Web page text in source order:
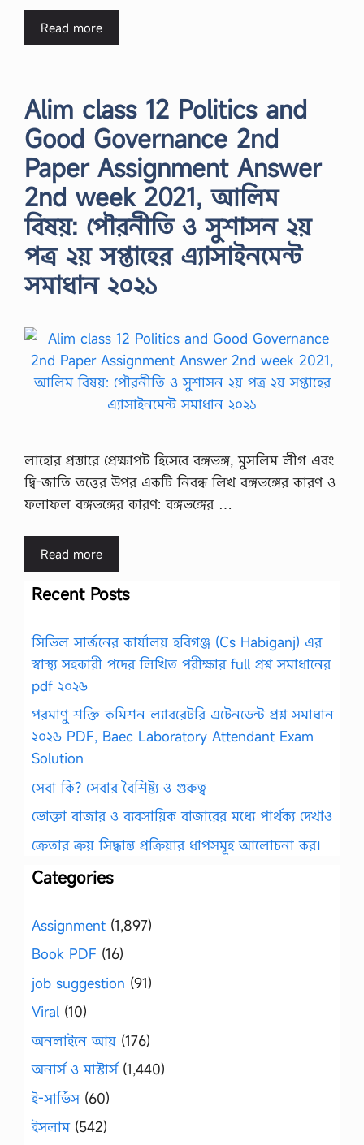
Read more
Alim class 12 Politics and
Good Governance 2nd
Paper Assignment Answer
2nd week 2021, আলিম
বিষয়: পৌরনীতি ও সুশাসন ২য়
পত্র ২য় সপ্তাহের এ্যাসাইনমেন্ট
সমাধান ২০২১
লাহোর প্রস্তারে প্রেক্ষাপট হিসেবে বঙ্গভঙ্গ, মুসলিম লীগ এবং
দ্বি-জাতি তত্তের উপর একটি নিবন্ধ লিখ বঙ্গভঙ্গের কারণ ও
ফলাফল বঙ্গভঙ্গের কারণ: বঙ্গভঙ্গের …
Read more
Recent Posts
সিভিল সার্জনের কার্যালয় হবিগঞ্জ (Cs Habiganj) এর
স্বাস্থ্য সহকারী পদের লিখিত পরীক্ষার full প্রশ্ন সমাধানের
pdf ২০২৬
পরমাণু শক্তি কমিশন ল্যাবরেটরি এটেনডেন্ট প্রশ্ন সমাধান
২০২৬ PDF, Baec Laboratory Attendant Exam
Solution
সেবা কি? সেবার বৈশিষ্ট্য ও গুরুত্ব
ভোক্তা বাজার ও ব্যবসায়িক বাজারের মধ্যে পার্থক্য দেখাও
ক্রেতার ক্রয় সিদ্ধান্ত প্রক্রিয়ার ধাপসমূহ আলোচনা কর।
Categories
Assignment (1,897)
Book PDF (16)
job suggestion (91)
Viral (10)
অনলাইনে আয় (176)
অনার্স ও মাস্টার্স(1,440)
ই-সার্ভিস(60)
ইসলাম(542)